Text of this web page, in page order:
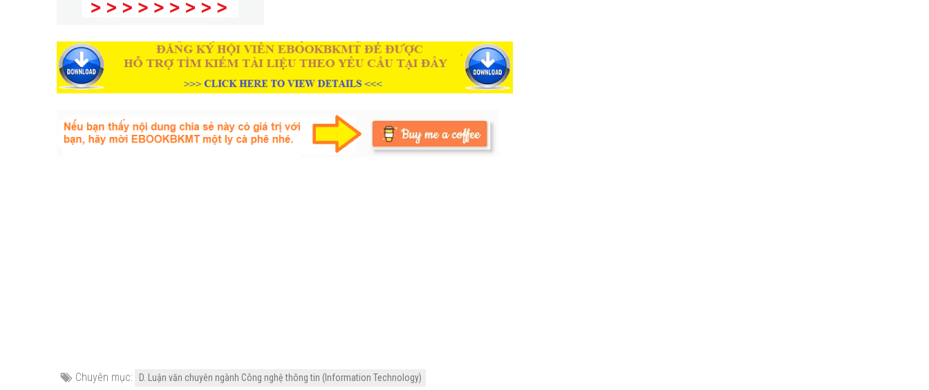
Chuyên mục: D. Luận văn chuyên ngành Công nghệ thông tin (Information Technology)